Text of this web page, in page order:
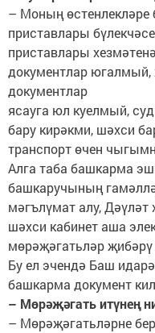
– Моның өстенлекләре
приставлары
приставлары
документлар югалмый,
документлар
ясауга юл куелмый,
бару кирәкми, шәхси
транспорт өчен
Алга таба башкарма
башкаручының
мәгълүмат алу,
шәхси кабинет аша
мөрәҗәгатьләр җибәрү
Бу ел эчендә Баш
башкарма документ
– Мөрәҗәгать итүнең
– Мөрәҗәгатьләрне